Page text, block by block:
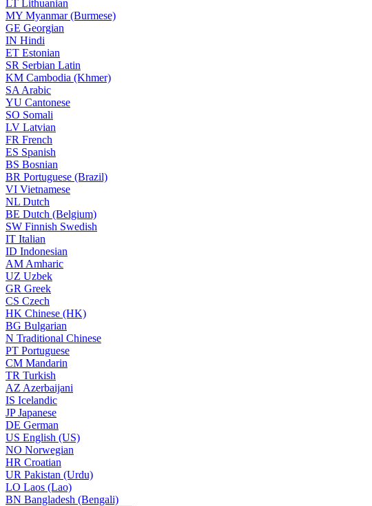
LT Lithuanian
MY Myanmar (Burmese)
GE Georgian
IN Hindi
ET Estonian
SR Serbian Latin
KM Cambodia (Khmer)
SA Arabic
YU Cantonese
SO Somali
LV Latvian
FR French
ES Spanish
BS Bosnian
BR Portuguese (Brazil)
VI Vietnamese
NL Dutch
BE Dutch (Belgium)
SW Finnish Swedish
IT Italian
ID Indonesian
AM Amharic
UZ Uzbek
GR Greek
CS Czech
HK Chinese (HK)
BG Bulgarian
N Traditional Chinese
PT Portuguese
CM Mandarin
TR Turkish
AZ Azerbaijani
IS Icelandic
JPJapanese
DE German
US English (US)
NO Norwegian
HR Croatian
UR Pakistan (Urdu)
LO Laos (Lao)
BN Bangladesh (Bengali)